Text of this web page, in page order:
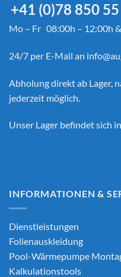
+41 (0)78 850
Mo – Fr 08:00h – 12:00h
24/7 per E-Mail an
Abholung direkt ab Lager,
jederzeit möglich.
Unser Lager befindet sich
INFORMATIONEN &
Dienstleistungen
Folienauskleidung
Pool-Wärmepumpe
Kalkulationstools